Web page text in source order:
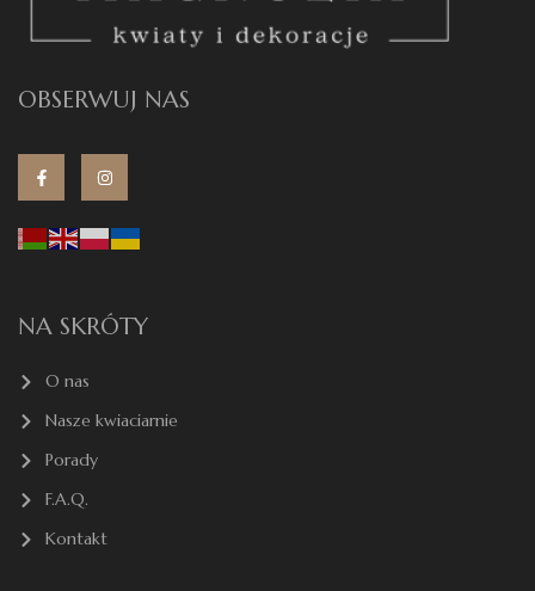
OBSERWUJ NAS
NA SKRÓTY
O nas
Nasze kwiaciarnie
Porady
F.A.Q.
Kontakt